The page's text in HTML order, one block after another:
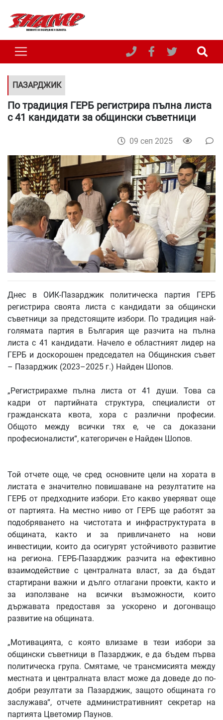
ПАЗАРДЖИК
По традиция ГЕРБ регистрира пълна листа
с 41 кандидати за общински съветници
09 сеп 2025
Днес в ОИК-Пазарджик политическа партия ГЕРБ
регистрира своята листа с кандидати за общински
съветници за предстоящите избори. По традиция най-
голямата партия в България ще разчита на пълна
листа с 41 кандидати. Начело е областният лидер на
ГЕРБ и доскорошен председател на Общинския съвет
– Пазарджик (2023–2025 г.) Найден Шопов.
„Регистрирахме пълна листа от 41 души. Това са
кадри от партийната структура, специалисти от
гражданската квота, хора с различни професии.
Общото между всички тях е, че са доказани
професионалисти“, категоричен е Найден Шопов.
Той отчете още, че сред основните цели на хората в
листата е значително повишаване на резултатите на
ГЕРБ от предходните избори. Ето какво уверяват още
от партията. На местно ниво от ГЕРБ ще работят за
подобряването на чистотата и инфраструктурата в
общината, както и за привличането на нови
инвестиции, които да осигурят устойчивото развитие
на региона. ГЕРБ-Пазарджик разчита на ефективно
взаимодействие с централната власт, за да бъдат
стартирани важни и дълго отлагани проекти, както и
за използване на всички възможности, които
държавата предоставя за ускорено и догонващо
развитие на общината.
„Мотивацията, с която влизаме в тези избори за
общински съветници в Пазарджик, е да бъдем първа
политическа група. Смятаме, че трансмисията между
местната и централната власт може да доведе до по-
добри резултати за Пазарджик, защото общината го
заслужава“, отчете административният секретар на
партията Цветомир Паунов.